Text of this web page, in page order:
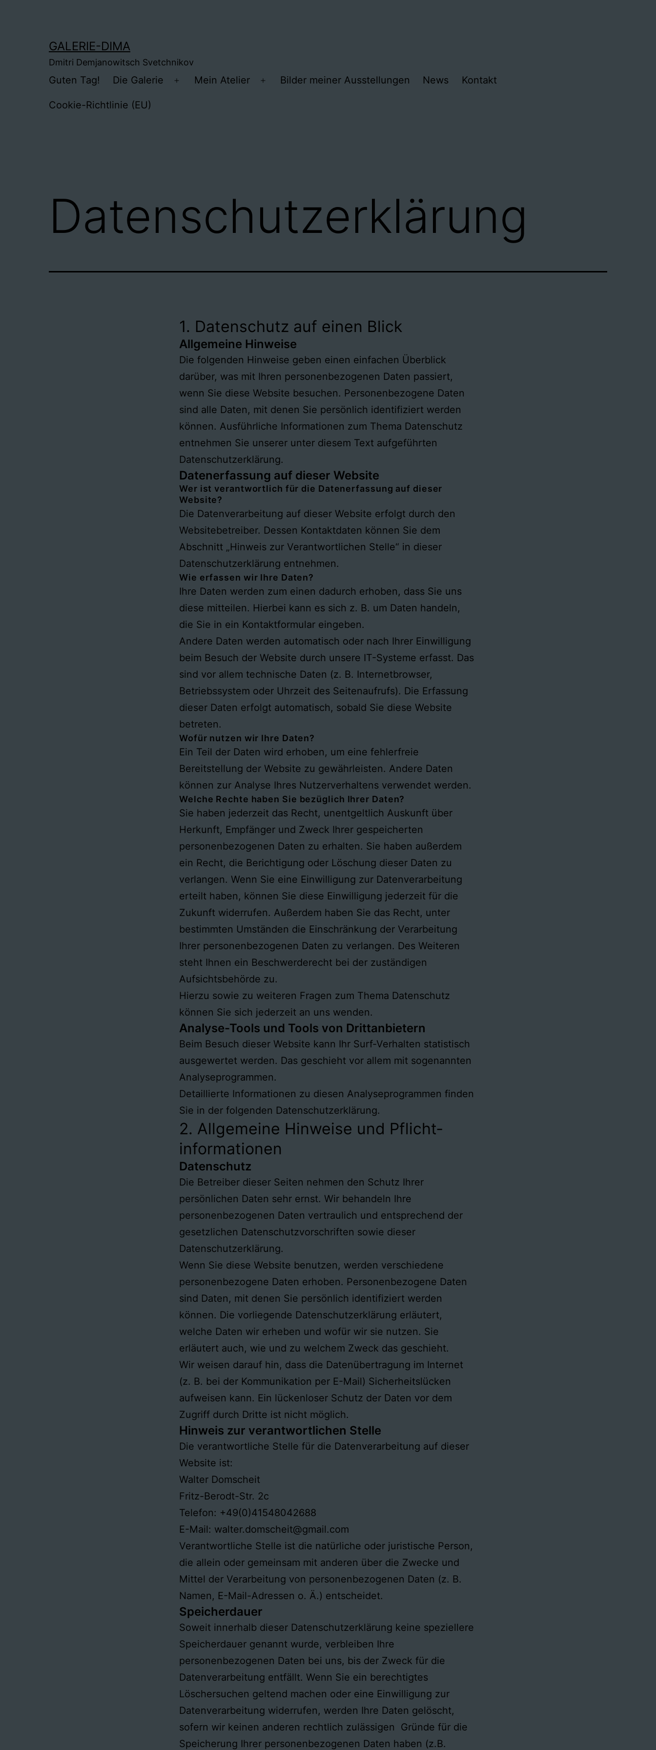
GALERIE-DIMA
Dmitri Demjanowitsch Svetchnikov
Guten Tag! Die Galerie
Menü
Mein Atelier
Menü
Bilder meiner Ausstellungen News Kontakt
Cookie-Richtlinie (EU)
Datenschutzerklärung
1. Datenschutz auf einen Blick
Allgemeine Hinweise
Die folgenden Hinweise geben einen einfachen Überblick
darüber, was mit Ihren personenbezogenen Daten passiert,
wenn Sie diese Website besuchen. Personenbezogene Daten
sind alle Daten, mit denen Sie persönlich identifiziert werden
können. Ausführliche Informationen zum Thema Datenschutz
entnehmen Sie unserer unter diesem Text aufgeführten
Datenschutzerklärung.
Datenerfassung auf dieser Website
Wer ist verantwortlich für die Datenerfassung auf dieser
Website?
Die Datenverarbeitung auf dieser Website erfolgt durch den
Websitebetreiber. Dessen Kontaktdaten können Sie dem
Abschnitt „Hinweis zur Verantwortlichen Stelle“ in dieser
Datenschutzerklärung entnehmen.
Wie erfassen wir Ihre Daten?
Ihre Daten werden zum einen dadurch erhoben, dass Sie uns
diese mitteilen. Hierbei kann es sich z. B. um Daten handeln,
die Sie in ein Kontaktformular eingeben.
Andere Daten werden automatisch oder nach Ihrer Einwilligung
beim Besuch der Website durch unsere IT-Systeme erfasst. Das
sind vor allem technische Daten (z. B. Internetbrowser,
Betriebssystem oder Uhrzeit des Seitenaufrufs). Die Erfassung
dieser Daten erfolgt automatisch, sobald Sie diese Website
betreten.
Wofür nutzen wir Ihre Daten?
Ein Teil der Daten wird erhoben, um eine fehlerfreie
Bereitstellung der Website zu gewährleisten. Andere Daten
können zur Analyse Ihres Nutzerverhaltens verwendet werden.
Welche Rechte haben Sie bezüglich Ihrer Daten?
Sie haben jederzeit das Recht, unentgeltlich Auskunft über
Herkunft, Empfänger und Zweck Ihrer gespeicherten
personenbezogenen Daten zu erhalten. Sie haben außerdem
ein Recht, die Berichtigung oder Löschung dieser Daten zu
verlangen. Wenn Sie eine Einwilligung zur Datenverarbeitung
erteilt haben, können Sie diese Einwilligung jederzeit für die
Zukunft widerrufen. Außerdem haben Sie das Recht, unter
bestimmten Umständen die Einschränkung der Verarbeitung
Ihrer personenbezogenen Daten zu verlangen. Des Weiteren
steht Ihnen ein Beschwerderecht bei der zuständigen
Aufsichtsbehörde zu.
Hierzu sowie zu weiteren Fragen zum Thema Datenschutz
können Sie sich jederzeit an uns wenden.
Analyse-Tools und Tools von Dritt­anbietern
Beim Besuch dieser Website kann Ihr Surf-Verhalten statistisch
ausgewertet werden. Das geschieht vor allem mit sogenannten
Analyseprogrammen.
Detaillierte Informationen zu diesen Analyseprogrammen finden
Sie in der folgenden Datenschutzerklärung.
2. Allgemeine Hinweise und Pflicht­
informationen
Datenschutz
Die Betreiber dieser Seiten nehmen den Schutz Ihrer
persönlichen Daten sehr ernst. Wir behandeln Ihre
personenbezogenen Daten vertraulich und entsprechend der
gesetzlichen Datenschutzvorschriften sowie dieser
Datenschutzerklärung.
Wenn Sie diese Website benutzen, werden verschiedene
personenbezogene Daten erhoben. Personenbezogene Daten
sind Daten, mit denen Sie persönlich identifiziert werden
können. Die vorliegende Datenschutzerklärung erläutert,
welche Daten wir erheben und wofür wir sie nutzen. Sie
erläutert auch, wie und zu welchem Zweck das geschieht.
Wir weisen darauf hin, dass die Datenübertragung im Internet
(z. B. bei der Kommunikation per E-Mail) Sicherheitslücken
aufweisen kann. Ein lückenloser Schutz der Daten vor dem
Zugriff durch Dritte ist nicht möglich.
Hinweis zur verantwortlichen Stelle
Die verantwortliche Stelle für die Datenverarbeitung auf dieser
Website ist:
Walter Domscheit
Fritz-Berodt-Str. 2c
Telefon: +49(0)41548042688
E-Mail: walter.domscheit@gmail.com
Verantwortliche Stelle ist die natürliche oder juristische Person,
die allein oder gemeinsam mit anderen über die Zwecke und
Mittel der Verarbeitung von personenbezogenen Daten (z. B.
Namen, E-Mail-Adressen o. Ä.) entscheidet.
Speicherdauer
Soweit innerhalb dieser Datenschutzerklärung keine speziellere
Speicherdauer genannt wurde, verbleiben Ihre
personenbezogenen Daten bei uns, bis der Zweck für die
Datenverarbeitung entfällt. Wenn Sie ein berechtigtes
Löschersuchen geltend machen oder eine Einwilligung zur
Datenverarbeitung widerrufen, werden Ihre Daten gelöscht,
sofern wir keinen anderen rechtlich zulässigen Gründe für die
Speicherung Ihrer personenbezogenen Daten haben (z.B.